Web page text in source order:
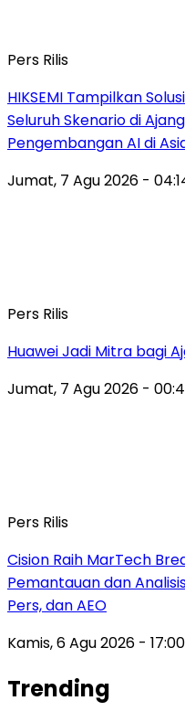
Pers Rilis
HIKSEMI Tampilkan
Seluruh Skenario di
Pengembangan AI di
Jumat, 7 Agu 2026 -
Pers Rilis
Huawei Jadi Mitra bagi
Jumat, 7 Agu 2026 -
Pers Rilis
Cision Raih MarTech
Pemantauan dan
Pers, dan AEO
Kamis, 6 Agu 2026 -
Trending